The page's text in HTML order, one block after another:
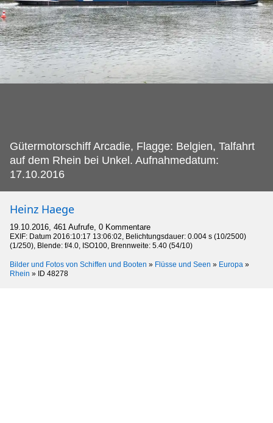
Gütermotorschiff Arcadie, Flagge: Belgien, Talfahrt
auf dem Rhein bei Unkel. Aufnahmedatum:
17.10.2016
Heinz Haege
19.10.2016, 461 Aufrufe, 0 Kommentare
EXIF: Datum 2016:10:17 13:06:02, Belichtungsdauer: 0.004 s (10/2500)
(1/250), Blende: f/4.0, ISO100, Brennweite: 5.40 (54/10)
Bilder und Fotos von Schiffen und Booten » Flüsse und Seen » Europa »
Rhein » ID 48278